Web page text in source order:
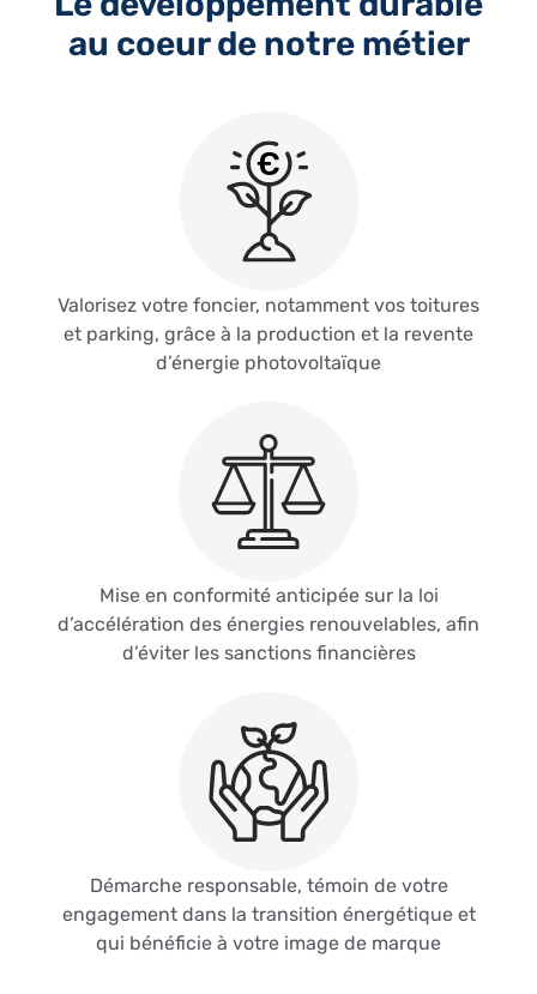
au coeur de notre métier
Valorisez votre foncier, notamment vos toitures
et parking, grâce à la production et la revente
d’énergie photovoltaïque
Mise en conformité anticipée sur la loi
d’accélération des énergies renouvelables, afin
d’éviter les sanctions financières
Démarche responsable, témoin de votre
engagement dans la transition énergétique et
qui bénéficie à votre image de marque